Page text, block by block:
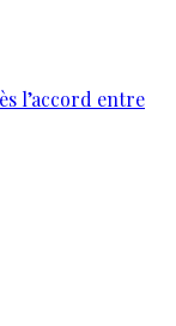
l’accord entre